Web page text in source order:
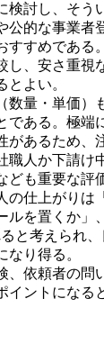
検討し、そう
公的な事業者
すめである。
し、安さ重視
よい。
数量・単価）
である。極端
があるため、
職人か下請け
ども重要な評
の仕上がりは
ルを置くか」
と考えられ
なり得る。
、依頼者の問
ントになる